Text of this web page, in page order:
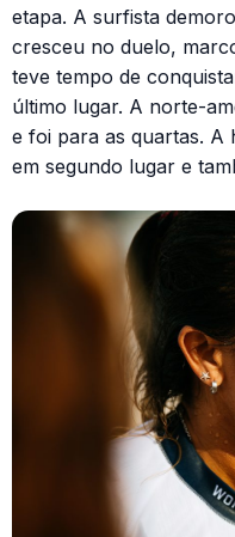
etapa. A surfista
cresceu no duelo,
teve tempo de
último lugar. A norte-
e foi para as quartas. A
em segundo lugar e